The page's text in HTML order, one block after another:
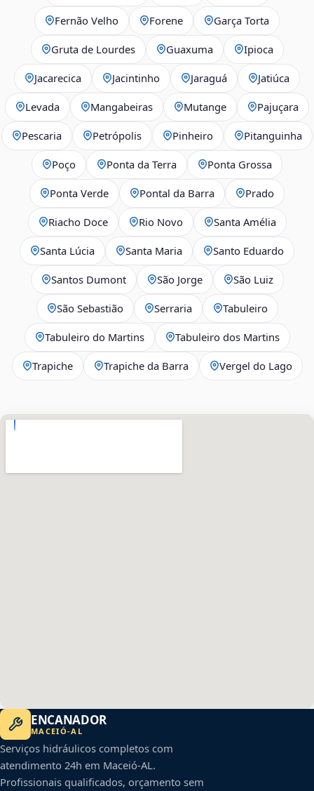
Fernão Velho Forene Garça Torta
Gruta de Lourdes Guaxuma Ipioca
Jacarecica Jacintinho Jaraguá Jatiúca
Levada Mangabeiras Mutange Pajuçara
Pescaria Petrópolis Pinheiro Pitanguinha
Poço Ponta da Terra Ponta Grossa
Ponta Verde Pontal da Barra Prado
Riacho Doce Rio Novo Santa Amélia
Santa Lúcia Santa Maria Santo Eduardo
Santos Dumont São Jorge São Luiz
São Sebastião Serraria Tabuleiro
Tabuleiro do Martins Tabuleiro dos Martins
Trapiche Trapiche da Barra Vergel do Lago
ENCANADOR
MACEIÓ-AL
Serviços hidráulicos completos com
atendimento 24h em Maceió-AL.
Profissionais qualificados, orçamento sem